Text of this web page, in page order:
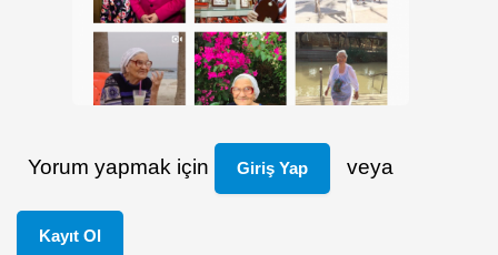
Yorum yapmak için Giriş Yap veya
Kayıt Ol